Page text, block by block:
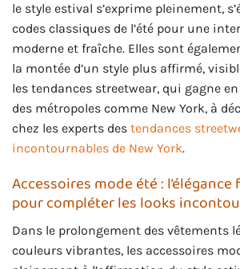
le style estival s’exprime pleinement,
codes classiques de l’été pour une
moderne et fraîche. Elles sont
la montée d’un style plus affirmé,
les tendances streetwear, qui gagne
des métropoles comme New York, à
chez les experts des tendances
incontournables de New York.
Accessoires mode été :
pour compléter les looks
Dans le prolongement des vêtements
couleurs vibrantes, les accessoires